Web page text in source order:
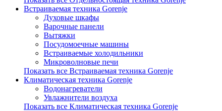
Встраиваемая техника Gorenje
Духовые шкафы
Варочные панели
Вытяжки
Посудомоечные машины
Встраиваемые холодильники
Микроволновые печи
Показать все Встраиваемая техника Gorenje
Климатическая техника Gorenje
Водонагреватели
Увлажнители воздуха
Показать все Климатическая техника Gorenje